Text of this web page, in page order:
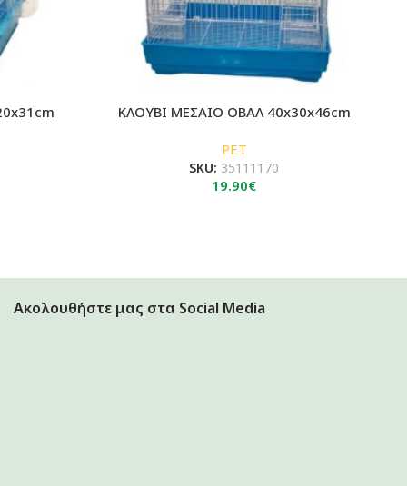
ΚΛΟΥΒΙ ΜΕΣΑΙΟ ΟΒΑΛ 40x30x46cm
PET
SKU: 35111170
19.90€
Ακολουθήστε μας στα Social Media